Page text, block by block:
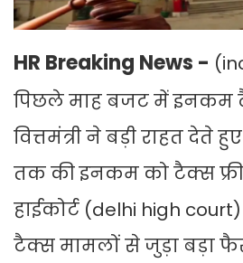
HR Breaking News -
पिछले माह बजट में इनकम
वित्तमंत्री ने बड़ी राहत देते
तक की इनकम को टैक्स फ्री
हाईकोर्ट (delhi high
टैक्स मामलों से जुड़ा बड़ा